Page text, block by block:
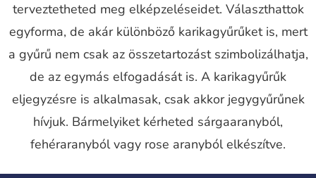
terveztetheted meg elképzeléseidet. Választhattok
egyforma, de akár különböző karikagyűrűket is, mert
a gyűrű nem csak az összetartozást szimbolizálhatja,
de az egymás elfogadását is. A karikagyűrűk
eljegyzésre is alkalmasak, csak akkor jegygyűrűnek
hívjuk. Bármelyiket kérheted sárgaaranyból,
fehéraranyból vagy rose aranyból elkészítve.